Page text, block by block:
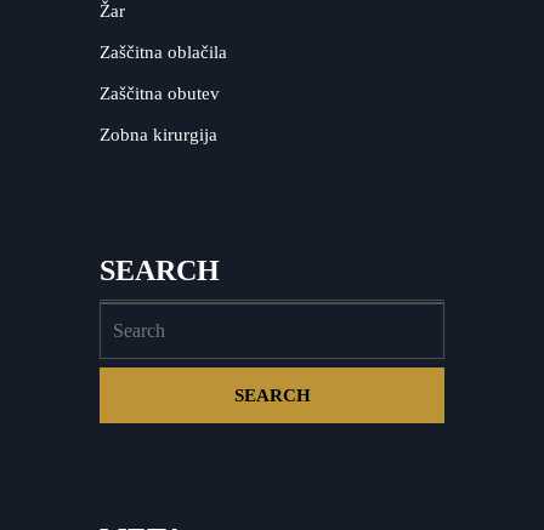
Žar
Zaščitna oblačila
Zaščitna obutev
Zobna kirurgija
SEARCH